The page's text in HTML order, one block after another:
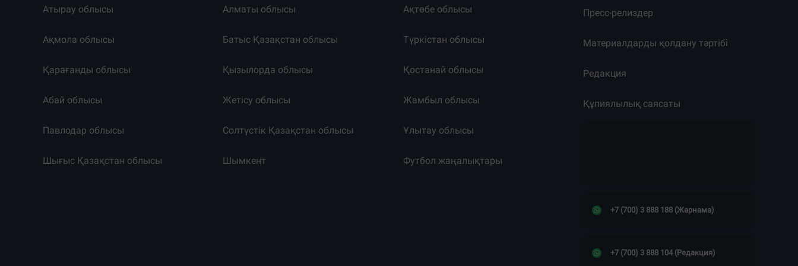
Атырау облысы Алматы облысы Ақтөбе облысы
Ақмола облысы Батыс Қазақстан облысы Түркістан облысы
Қарағанды облысы Қызылорда облысы Қостанай облысы
Абай облысы Жетісу облысы Жамбыл облысы
Павлодар облысы Солтүстік Қазақстан облысы Ұлытау облысы
Шығыс Қазақстан облысы Шымкент Футбол жаңалықтары
Пресс-релиздер
Материалдарды қолдану тәртібі
Редакция
Құпиялылық саясаты
+7 (700) 3 888 188 (Жарнама)
+7 (700) 3 888 104 (Редакция)